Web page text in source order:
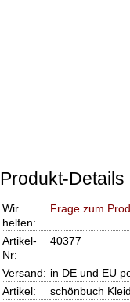
Produkt-Details
Wir
helfen:
Frage zum
Artikel-
Nr:
40377
Versand: in DE und EU
Artikel:
schönbuch